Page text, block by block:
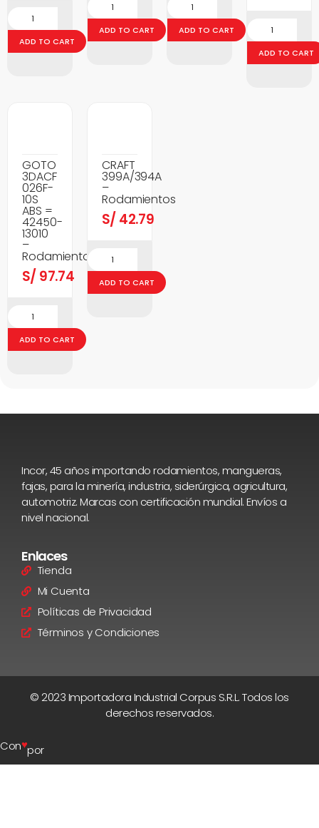
ADD TO CART
ADD TO CART ADD TO CART
ADD TO CART
GOTO
3DACF
026F-
10S
ABS =
42450-
13010
–
Rodamientos
S/ 97.74
ADD TO CART
CRAFT
399A/394A
–
Rodamientos
S/ 42.79
ADD TO CART
Incor, 45 años importando rodamientos, mangueras,
fajas, para la minería, industria, siderúrgica, agricultura,
automotriz. Marcas con certificación mundial. Envíos a
nivel nacional.
Enlaces
Tienda
Mi Cuenta
Políticas de Privacidad
Términos y Condiciones
© 2023 Importadora Industrial Corpus S.R.L. Todos los
derechos reservados.
Con♥por